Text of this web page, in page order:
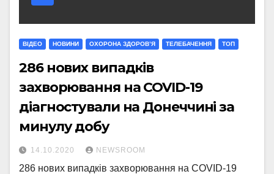
ВІДЕО НОВИНИ ОХОРОНА ЗДОРОВ’Я ТЕЛЕБАЧЕННЯ ТОП
286 нових випадків
захворювання на COVID-19
діагностували на Донеччині за
минулу добу
14.10.2020 NEWSROOM
286 нових випадків захворювання на COVID-19